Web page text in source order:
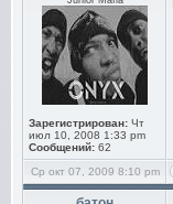
Зарегистрирован: Чт
июл 10, 2008 1:33 pm
Сообщений: 62
Ср окт 07, 2009 8:10 pm